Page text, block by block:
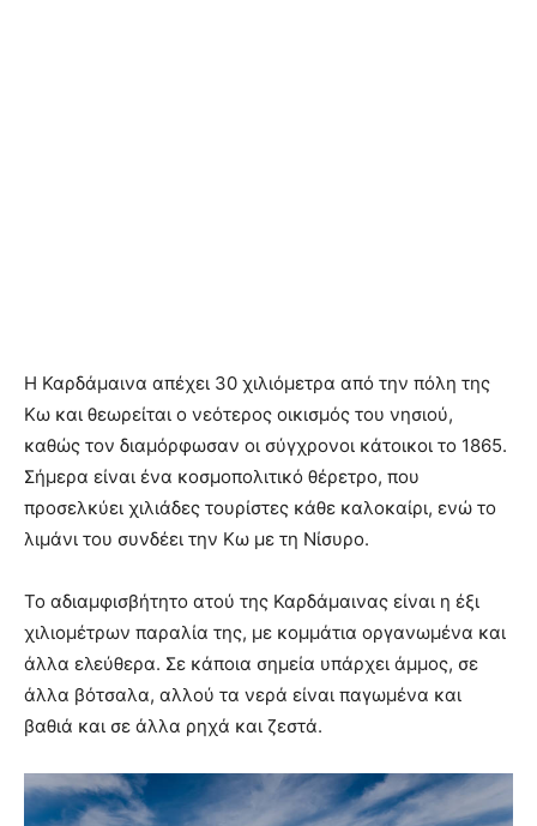
Η Καρδάμαινα απέχει 30 χιλιόμετρα από την πόλη της
Κω και θεωρείται ο νεότερος οικισμός του νησιού,
καθώς τον διαμόρφωσαν οι σύγχρονοι κάτοικοι το 1865.
Σήμερα είναι ένα κοσμοπολιτικό θέρετρο, που
προσελκύει χιλιάδες τουρίστες κάθε καλοκαίρι, ενώ το
λιμάνι του συνδέει την Κω με τη Νίσυρο.
Το αδιαμφισβήτητο ατού της Καρδάμαινας είναι η έξι
χιλιομέτρων παραλία της, με κομμάτια οργανωμένα και
άλλα ελεύθερα. Σε κάποια σημεία υπάρχει άμμος, σε
άλλα βότσαλα, αλλού τα νερά είναι παγωμένα και
βαθιά και σε άλλα ρηχά και ζεστά.